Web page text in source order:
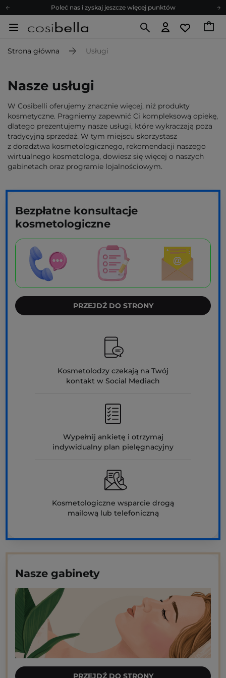
Poleć nas i zyskaj jeszcze więcej punktów
Zapisz się na newsletter pełen porad
Z nami to możliwe! Realizacja zamówienia do 24h.
Zapisz się na newsletter pełen porad
Strona główna Usługi
Nasze usługi
W Cosibelli oferujemy znacznie więcej, niż produkty
kosmetyczne. Pragniemy zapewnić Ci kompleksową opiekę,
dlatego prezentujemy nasze usługi, które wykraczają poza
tradycyjną sprzedaż. W tym miejscu skorzystasz
z doradztwa kosmetologicznego, rekomendacji naszego
wirtualnego kosmetologa, dowiesz się więcej o naszych
gabinetach oraz programie lojalnościowym.
Bezpłatne konsultacje
kosmetologiczne
PRZEJDŹ DO STRONY
Kosmetolodzy czekają na Twój
kontakt w Social Mediach
Wypełnij ankietę i otrzymaj
indywidualny plan pielęgnacyjny
Kosmetologiczne wsparcie drogą
mailową lub telefoniczną
Nasze gabinety
PRZEJDŹ DO STRONY